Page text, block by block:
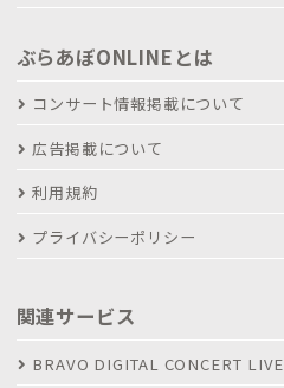
ぶらあぼONLINEとは
コンサート情報掲載について
広告掲載について
利用規約
プライバシーポリシー
関連サービス
BRAVO DIGITAL CONCERT LIVE